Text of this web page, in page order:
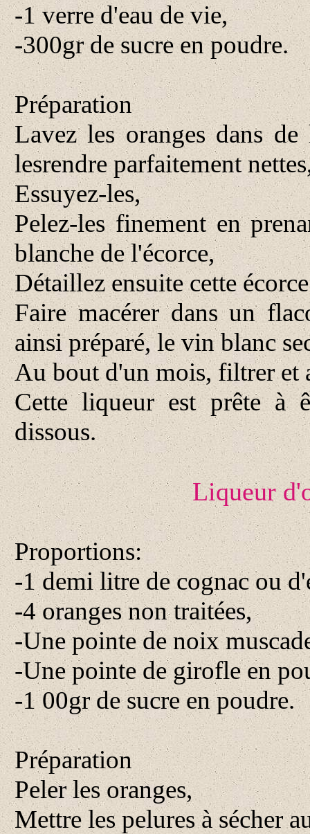
-1 verre d'eau de vie,
-300gr de sucre en poudre.
Préparation
Lavez les oranges dans
lesrendre parfaitement
Essuyez-les,
Pelez-les finement en
blanche de l'écorce,
Détaillez ensuite cette
Faire macérer dans un
ainsi préparé, le vin blanc
Au bout d'un mois, filtrer et
Cette liqueur est prête à
dissous.
Liqueur
Proportions:
-1 demi litre de cognac ou
-4 oranges non traitées,
-Une pointe de noix
-Une pointe de girofle en
-1 00gr de sucre en poudre.
Préparation
Peler les oranges,
Mettre les pelures à sécher